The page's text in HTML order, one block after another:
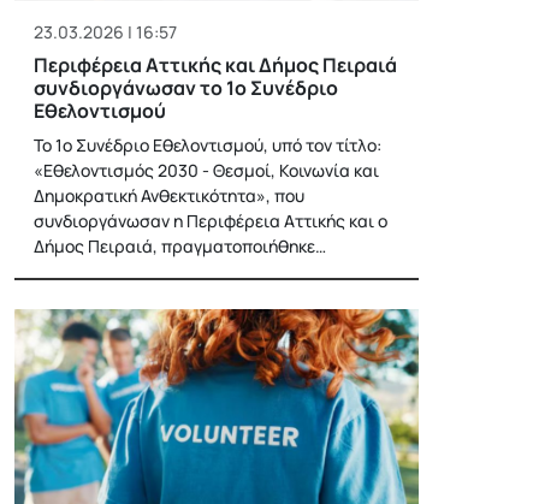
23.03.2026 | 16:57
Περιφέρεια Αττικής και Δήμος Πειραιά
συνδιοργάνωσαν το 1ο Συνέδριο
Εθελοντισμού
Το 1ο Συνέδριο Εθελοντισμού, υπό τον τίτλο:
«Εθελοντισμός 2030 - Θεσμοί, Κοινωνία και
Δημοκρατική Ανθεκτικότητα», που
συνδιοργάνωσαν η Περιφέρεια Αττικής και ο
Δήμος Πειραιά, πραγματοποιήθηκε…